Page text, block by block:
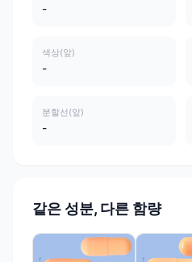
-
색상(앞)
-
분할선(앞)
-
같은 성분, 다른 함량